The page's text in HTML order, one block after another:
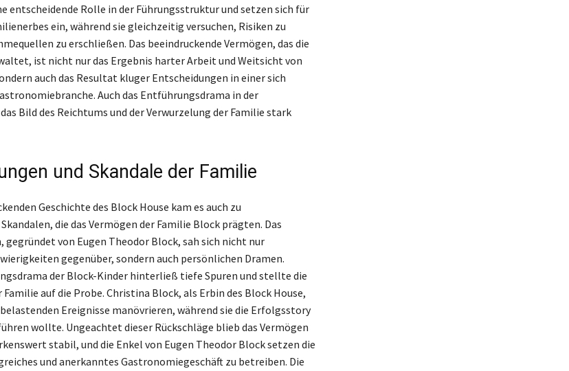
entscheidende Rolle in der Führungsstruktur und setzen sich für
ein, während sie gleichzeitig versuchen, Risiken zu
zu erschließen. Das beeindruckende Vermögen, das die
ist nicht nur das Ergebnis harter Arbeit und Weitsicht von
auch das Resultat kluger Entscheidungen in einer sich
Auch das Entführungsdrama in der
Bild des Reichtums und der Verwurzelung der Familie stark
und Skandale der Familie
Geschichte des Block House kam es auch zu
die das Vermögen der Familie Block prägten. Das
von Eugen Theodor Block, sah sich nicht nur
gegenüber, sondern auch persönlichen Dramen.
der Block-Kinder hinterließ tiefe Spuren und stellte die
auf die Probe. Christina Block, als Erbin des Block House,
Ereignisse manövrieren, während sie die Erfolgsstory
wollte. Ungeachtet dieser Rückschläge blieb das Vermögen
stabil, und die Enkel von Eugen Theodor Block setzen die
und anerkanntes Gastronomiegeschäft zu betreiben. Die